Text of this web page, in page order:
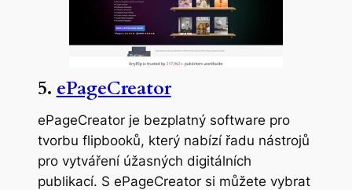
5. ePageCreator
ePageCreator je bezplatný software pro
tvorbu flipbooků, který nabízí řadu nástrojů
pro vytváření úžasných digitálních
publikací. S ePageCreator si můžete vybrat